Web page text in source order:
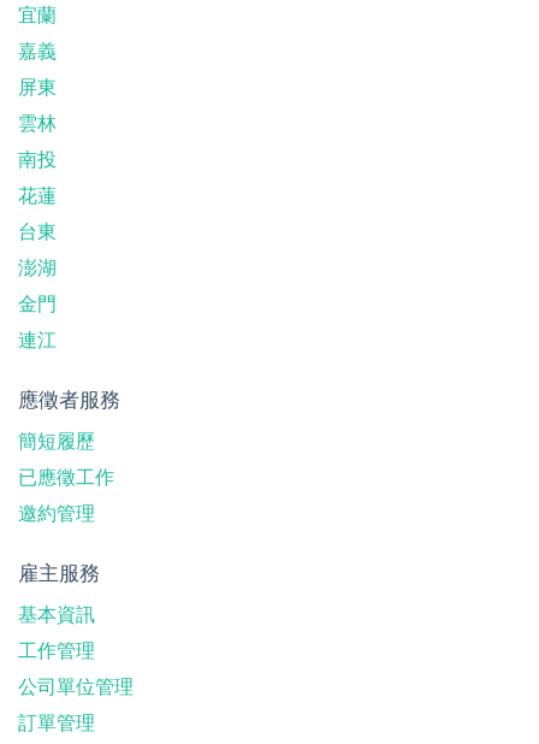
宜蘭
嘉義
屏東
雲林
南投
花蓮
台東
澎湖
金門
連江
應徵者服務
簡短履歷
已應徵工作
邀約管理
雇主服務
基本資訊
工作管理
公司單位管理
訂單管理